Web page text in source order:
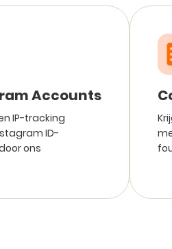
Accounts
IP-tracking
ID-
ons